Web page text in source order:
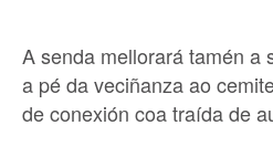
A senda mellorará tamén a
a pé da veciñanza ao
de conexión coa traída de